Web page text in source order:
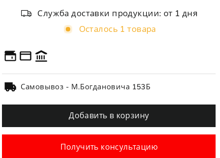
Служба доставки продукции: от 1 дня
Осталось 1 товара
Самовывоз - М.Богдановича 153Б
Добавить в корзину
Получить консультацию